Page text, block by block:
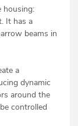
housing:
It has a
beams in
a
dynamic
around the
controlled